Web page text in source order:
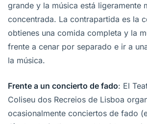
grande y la música está ligeramente
concentrada. La contrapartida es la
obtienes una comida completa y la
frente a cenar por separado e ir a
la música.
Frente a un concierto de fado: El
Coliseu dos Recreios de Lisboa
ocasionalmente conciertos de fado